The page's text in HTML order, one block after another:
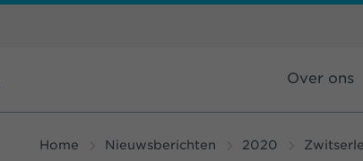
Over ons
Home Nieuwsberichten 2020